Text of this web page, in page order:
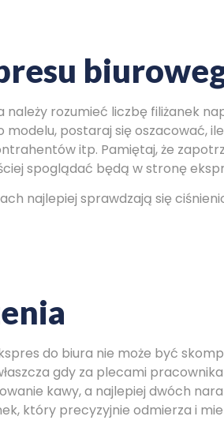
rozumieć liczbę filiżanek
postaraj się oszacować,
itp. Pamiętaj, że
spoglądać będą w stronę
najlepiej sprawdzają się
do biura nie może być
gdy za plecami
kawy, a najlepiej dwóch
który precyzyjnie odmierza i